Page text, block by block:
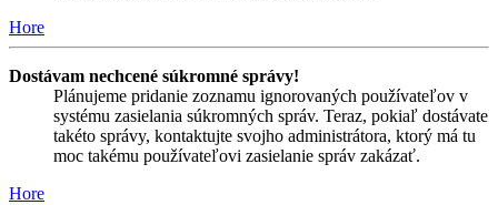
Hore
Dostávam nechcené súkromné správy!
Plánujeme pridanie zoznamu ignorovaných používateľov v
systému zasielania súkromných správ. Teraz, pokiaľ dostávate
takéto správy, kontaktujte svojho administrátora, ktorý má tu
moc takému používateľovi zasielanie správ zakázať.
Hore